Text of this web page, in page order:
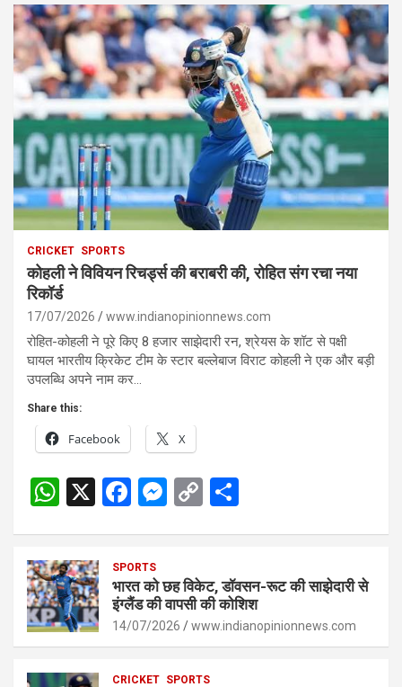
CRICKET SPORTS
कोहली ने विवियन रिचर्ड्स की बराबरी की, रोहित संग रचा नया
रिकॉर्ड
17/07/2026 www.indianopinionnews.com
रोहित-कोहली ने पूरे किए 8 हजार साझेदारी रन, श्रेयस के शॉट से पक्षी
घायल भारतीय क्रिकेट टीम के स्टार बल्लेबाज विराट कोहली ने एक और बड़ी
उपलब्धि अपने नाम कर…
Share this:
Facebook X
W
s
A
p
p
X
F
b
o
o
M
n
g
er
C
Li
n
k
e
SPORTS
भारत को छह विकेट, डॉवसन-रूट की साझेदारी से
इंग्लैंड की वापसी की कोशिश
14/07/2026 www.indianopinionnews.com
CRICKET SPORTS